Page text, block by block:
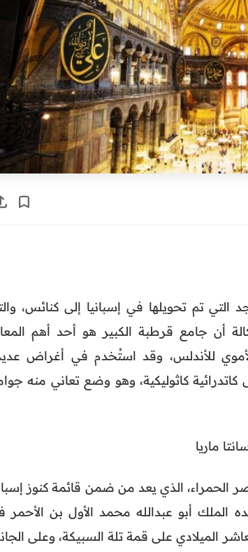
التي تم تحويلها في إسبانيا إلى كنائس،
أن جامع قرطبة الكبير هو أحد أهم
للأندلس، وقد استُخدم في أغراض
كاثوليكية، وهو وضع تعاني منه
ماريا
الذي يعد من ضمن قائمة كنوز
شيده الملك أبو عبدالله محمد الأول بن الأحمر
الميلادي على قمة تلة السبيكة، وعلى